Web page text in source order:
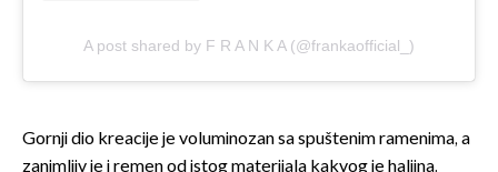
A post shared by F R A N K A (@frankaofficial_)
Gornji dio kreacije je voluminozan sa spuštenim ramenima, a
zanimljiv je i remen od istog materijala kakvog je haljina.